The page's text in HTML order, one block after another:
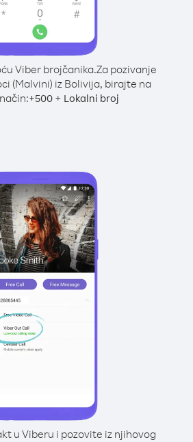
Viber brojčanika.Za pozivanje
(Malvini) iz Bolivija, birajte na
+500 + Lokalni broj
u Viberu i pozovite iz njihovog